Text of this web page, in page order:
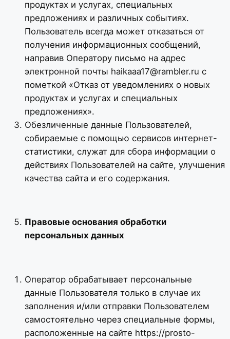
продуктах и услугах, специальных
предложениях и различных событиях.
Пользователь всегда может отказаться от
получения информационных сообщений,
направив Оператору письмо на адрес
электронной почты haikaaa17@rambler.ru с
пометкой «Отказ от уведомлениях о новых
продуктах и услугах и специальных
предложениях».
Обезличенные данные Пользователей,
собираемые с помощью сервисов интернет-
статистики, служат для сбора информации о
действиях Пользователей на сайте, улучшения
качества сайта и его содержания.
Правовые основания обработки
персональных данных
Оператор обрабатывает персональные
данные Пользователя только в случае их
заполнения и/или отправки Пользователем
самостоятельно через специальные формы,
расположенные на сайте https://prosto-